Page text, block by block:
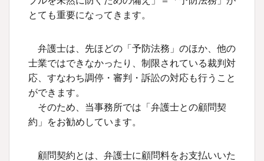
とても重要になってきます。
弁護士は、先ほどの「予防法務」のほか、他の
士業ではできなかったり、制限されている裁判対
応、すなわち調停・審判・訴訟の対応も行うこと
ができます。
そのため、当事務所では「弁護士との顧問契
約」をお勧めしています。
顧問契約とは、弁護士に顧問料をお支払いいた